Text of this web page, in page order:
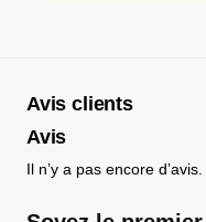
Avis clients
Avis
Il n’y a pas encore d’avis.